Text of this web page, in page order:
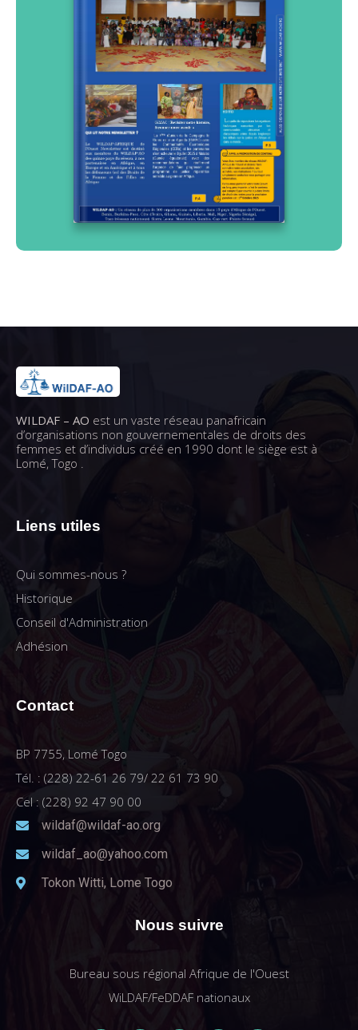
WILDAF – AO est un vaste réseau panafricain
d’organisations non gouvernementales de droits des
femmes et d’individus créé en 1990 dont le siège est à
Lomé, Togo .
Liens utiles
Qui sommes-nous ?
Historique
Conseil d'Administration
Adhésion
Contact
BP 7755, Lomé Togo
Tél. : (228) 22-61 26 79/ 22 61 73 90
Cel : (228) 92 47 90 00
wildaf@wildaf-ao.org
wildaf_ao@yahoo.com
Tokon Witti, Lome Togo
Nous suivre
Bureau sous régional Afrique de l'Ouest
WiLDAF/FeDDAF nationaux